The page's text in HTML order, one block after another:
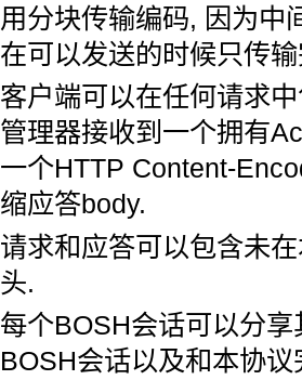
用分块传输编码, 因为中
在可以发送的时候只传
客户端可以在任何请求
管理器接收到一个拥有
一个HTTP Content-
缩应答body.
请求和应答可以包含未
头.
每个BOSH会话可以分
BOSH会话以及和本协